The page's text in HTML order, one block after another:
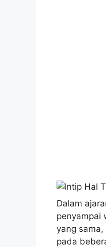
Dalam
penyampai
yang
pada